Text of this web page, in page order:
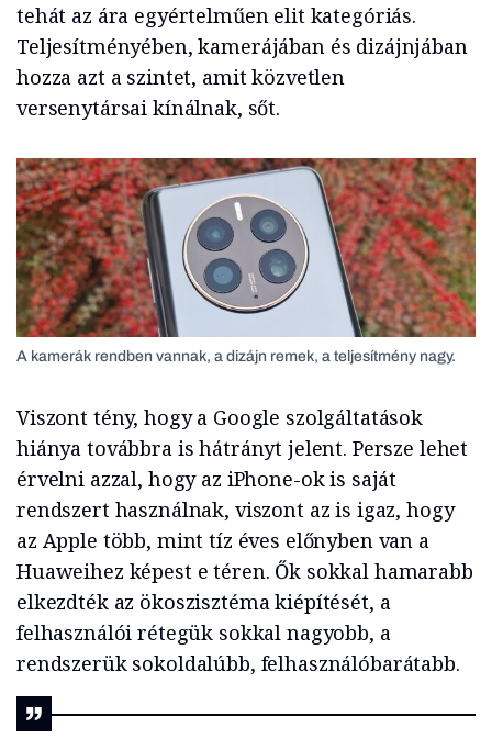
tehát az ára egyértelműen elit kategóriás.
Teljesítményében, kamerájában és dizájnjában
hozza azt a szintet, amit közvetlen
versenytársai kínálnak, sőt.
A kamerák rendben vannak, a dizájn remek, a teljesítmény nagy.
Viszont tény, hogy a Google szolgáltatások
hiánya továbbra is hátrányt jelent. Persze lehet
érvelni azzal, hogy az iPhone-ok is saját
rendszert használnak, viszont az is igaz, hogy
az Apple több, mint tíz éves előnyben van a
Huaweihez képest e téren. Ők sokkal hamarabb
elkezdték az ökoszisztéma kiépítését, a
felhasználói rétegük sokkal nagyobb, a
rendszerük sokoldalúbb, felhasználóbarátabb.